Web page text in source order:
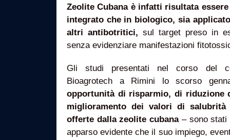
Zeolite Cubana è infatti risultata
integrato che in biologico, sia
altri antibotritici, sul target preso in
senza evidenziare manifestazioni
Gli studi presentati nel corso del
Bioagrotech a Rimini lo scorso
opportunità di risparmio, di riduzione
miglioramento dei valori di
offerte dalla zeolite cubana– sono stati
apparso evidente che il suo impiego,